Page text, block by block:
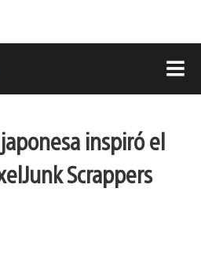
inspiró el
Scrappers